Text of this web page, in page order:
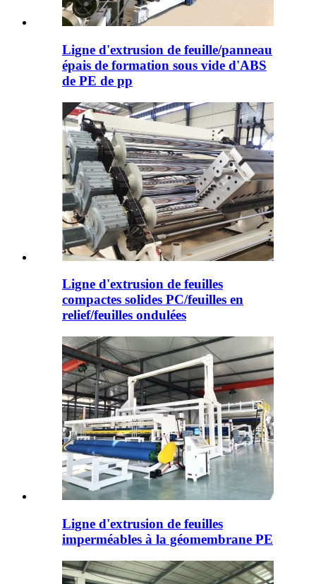
Ligne d'extrusion de feuille/panneau
épais de formation sous vide d'ABS
de PE de pp
Ligne d'extrusion de feuilles
compactes solides PC/feuilles en
relief/feuilles ondulées
Ligne d'extrusion de feuilles
imperméables à la géomembrane PE